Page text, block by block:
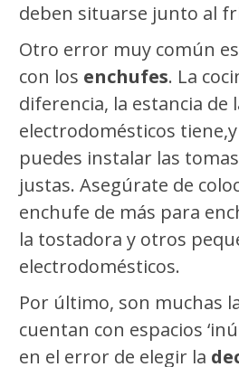
deben situarse junto al
Otro error muy común
con los enchufes. La
diferencia, la estancia de
electrodomésticos
puedes instalar las
justas. Asegúrate de
enchufe de más para
la tostadora y otros
electrodomésticos.
Por último, son muchas
cuentan con espacios
en el error de elegir la